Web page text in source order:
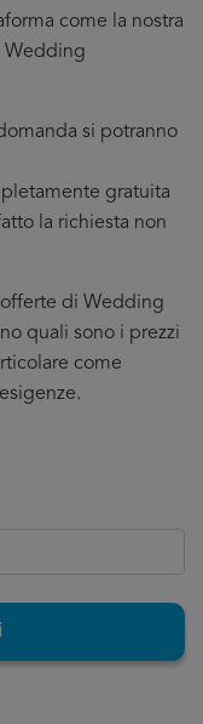
come la nostra
Wedding
si potranno
gratuita
la richiesta non
di Wedding
quali sono i prezzi
come